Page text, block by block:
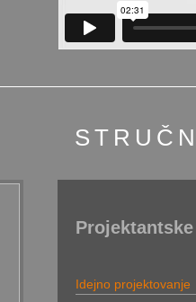
Idejno projektovanje